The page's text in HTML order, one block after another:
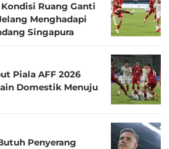
Ruang Ganti
Menghadapi
Singapura
Piala AFF 2026
Domestik Menuju
Penyerang